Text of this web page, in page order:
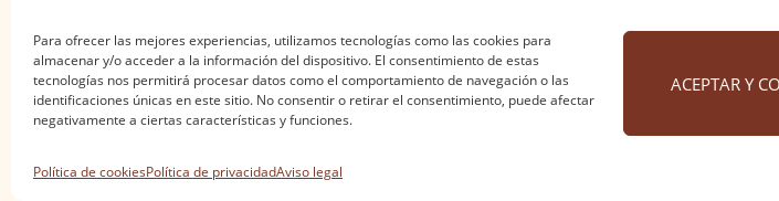
Para ofrecer las mejores experiencias, utilizamos tecnologías como las cookies para
almacenar y/o acceder a la información del dispositivo. El consentimiento de estas
tecnologías nos permitirá procesar datos como el comportamiento de navegación o las
identificaciones únicas en este sitio. No consentir o retirar el consentimiento, puede afectar
negativamente a ciertas características y funciones.
ACEPTAR Y
Política de cookiesPolítica de privacidadAviso legal
peregrinos del
Aviso legal· Política de privacidad